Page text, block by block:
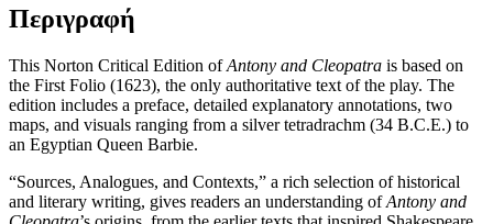
Περιγραφή
This Norton Critical Edition ofAntony and Cleopatra is based on
the First Folio (1623), the only authoritative text of the play. The
edition includes a preface, detailed explanatory annotations, two
maps, and visuals ranging from a silver tetradrachm (34 B.C.E.) to
an Egyptian Queen Barbie.
“Sources, Analogues, and Contexts,” a rich selection of historical
and literary writing, gives readers an understanding ofAntony and